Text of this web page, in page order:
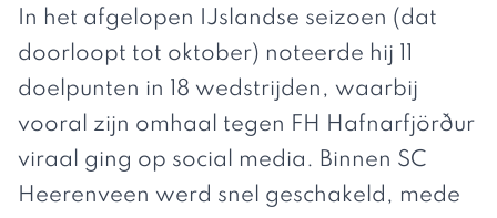
In het afgelopen IJslandse seizoen (dat
doorloopt tot oktober) noteerde hij 11
doelpunten in 18 wedstrijden, waarbij
vooral zijn omhaal tegen FH Hafnarfjörður
viraal ging op social media. Binnen SC
Heerenveen werd snel geschakeld, mede